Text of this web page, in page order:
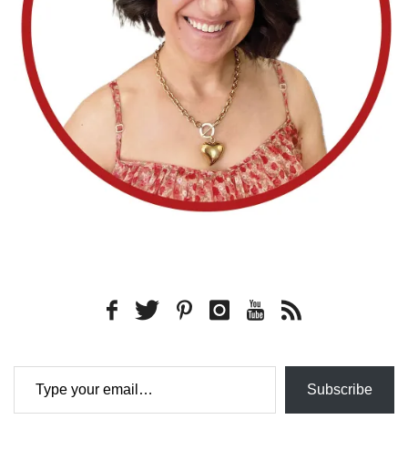
Type your email…
Subscribe